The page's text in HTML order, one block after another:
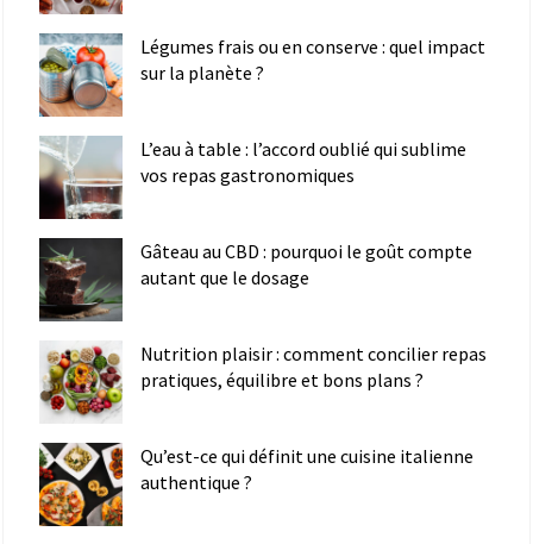
Légumes frais ou en conserve : quel impact
sur la planète ?
L’eau à table : l’accord oublié qui sublime
vos repas gastronomiques
Gâteau au CBD : pourquoi le goût compte
autant que le dosage
Nutrition plaisir : comment concilier repas
pratiques, équilibre et bons plans ?
Qu’est-ce qui définit une cuisine italienne
authentique ?